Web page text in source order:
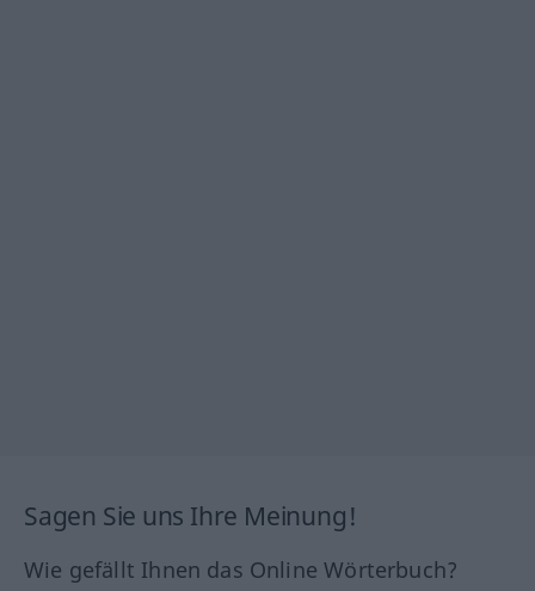
Sagen Sie uns Ihre Meinung!
Wie gefällt Ihnen das Online Wörterbuch?